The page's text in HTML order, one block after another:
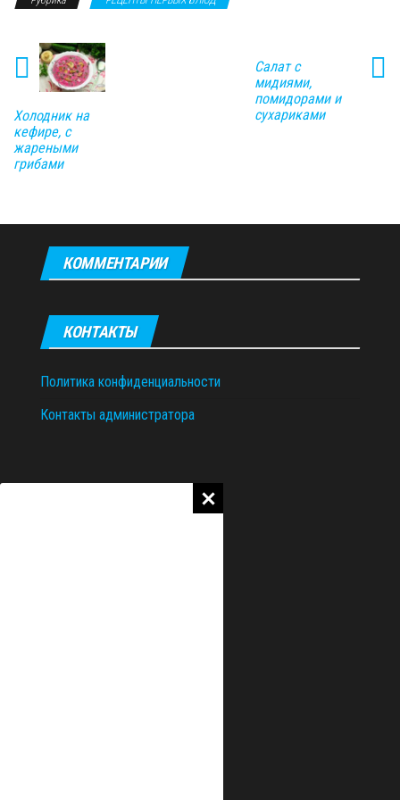
Холодник на
кефире, с
жареными
грибами
Салат с
мидиями,
помидорами и
сухариками
КОММЕНТАРИИ
КОНТАКТЫ
Политика конфиденциальности
Контакты администратора